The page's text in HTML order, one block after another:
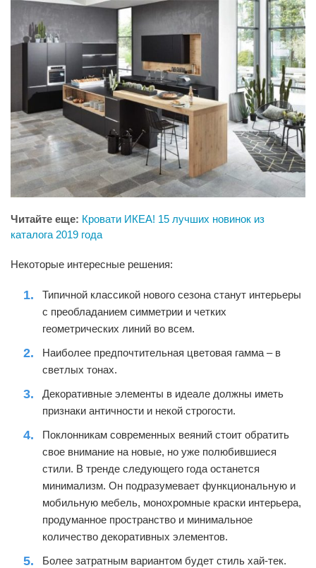
Читайте еще: Кровати ИКЕА! 15 лучших новинок из
каталога 2019 года
Некоторые интересные решения:
Типичной классикой нового сезона станут интерьеры
с преобладанием симметрии и четких
геометрических линий во всем.
Наиболее предпочтительная цветовая гамма – в
светлых тонах.
Декоративные элементы в идеале должны иметь
признаки античности и некой строгости.
Поклонникам современных веяний стоит обратить
свое внимание на новые, но уже полюбившиеся
стили. В тренде следующего года останется
минимализм. Он подразумевает функциональную и
мобильную мебель, монохромные краски интерьера,
продуманное пространство и минимальное
количество декоративных элементов.
Более затратным вариантом будет стиль хай-тек.